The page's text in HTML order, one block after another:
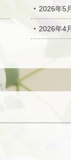
2026年5
2026年4